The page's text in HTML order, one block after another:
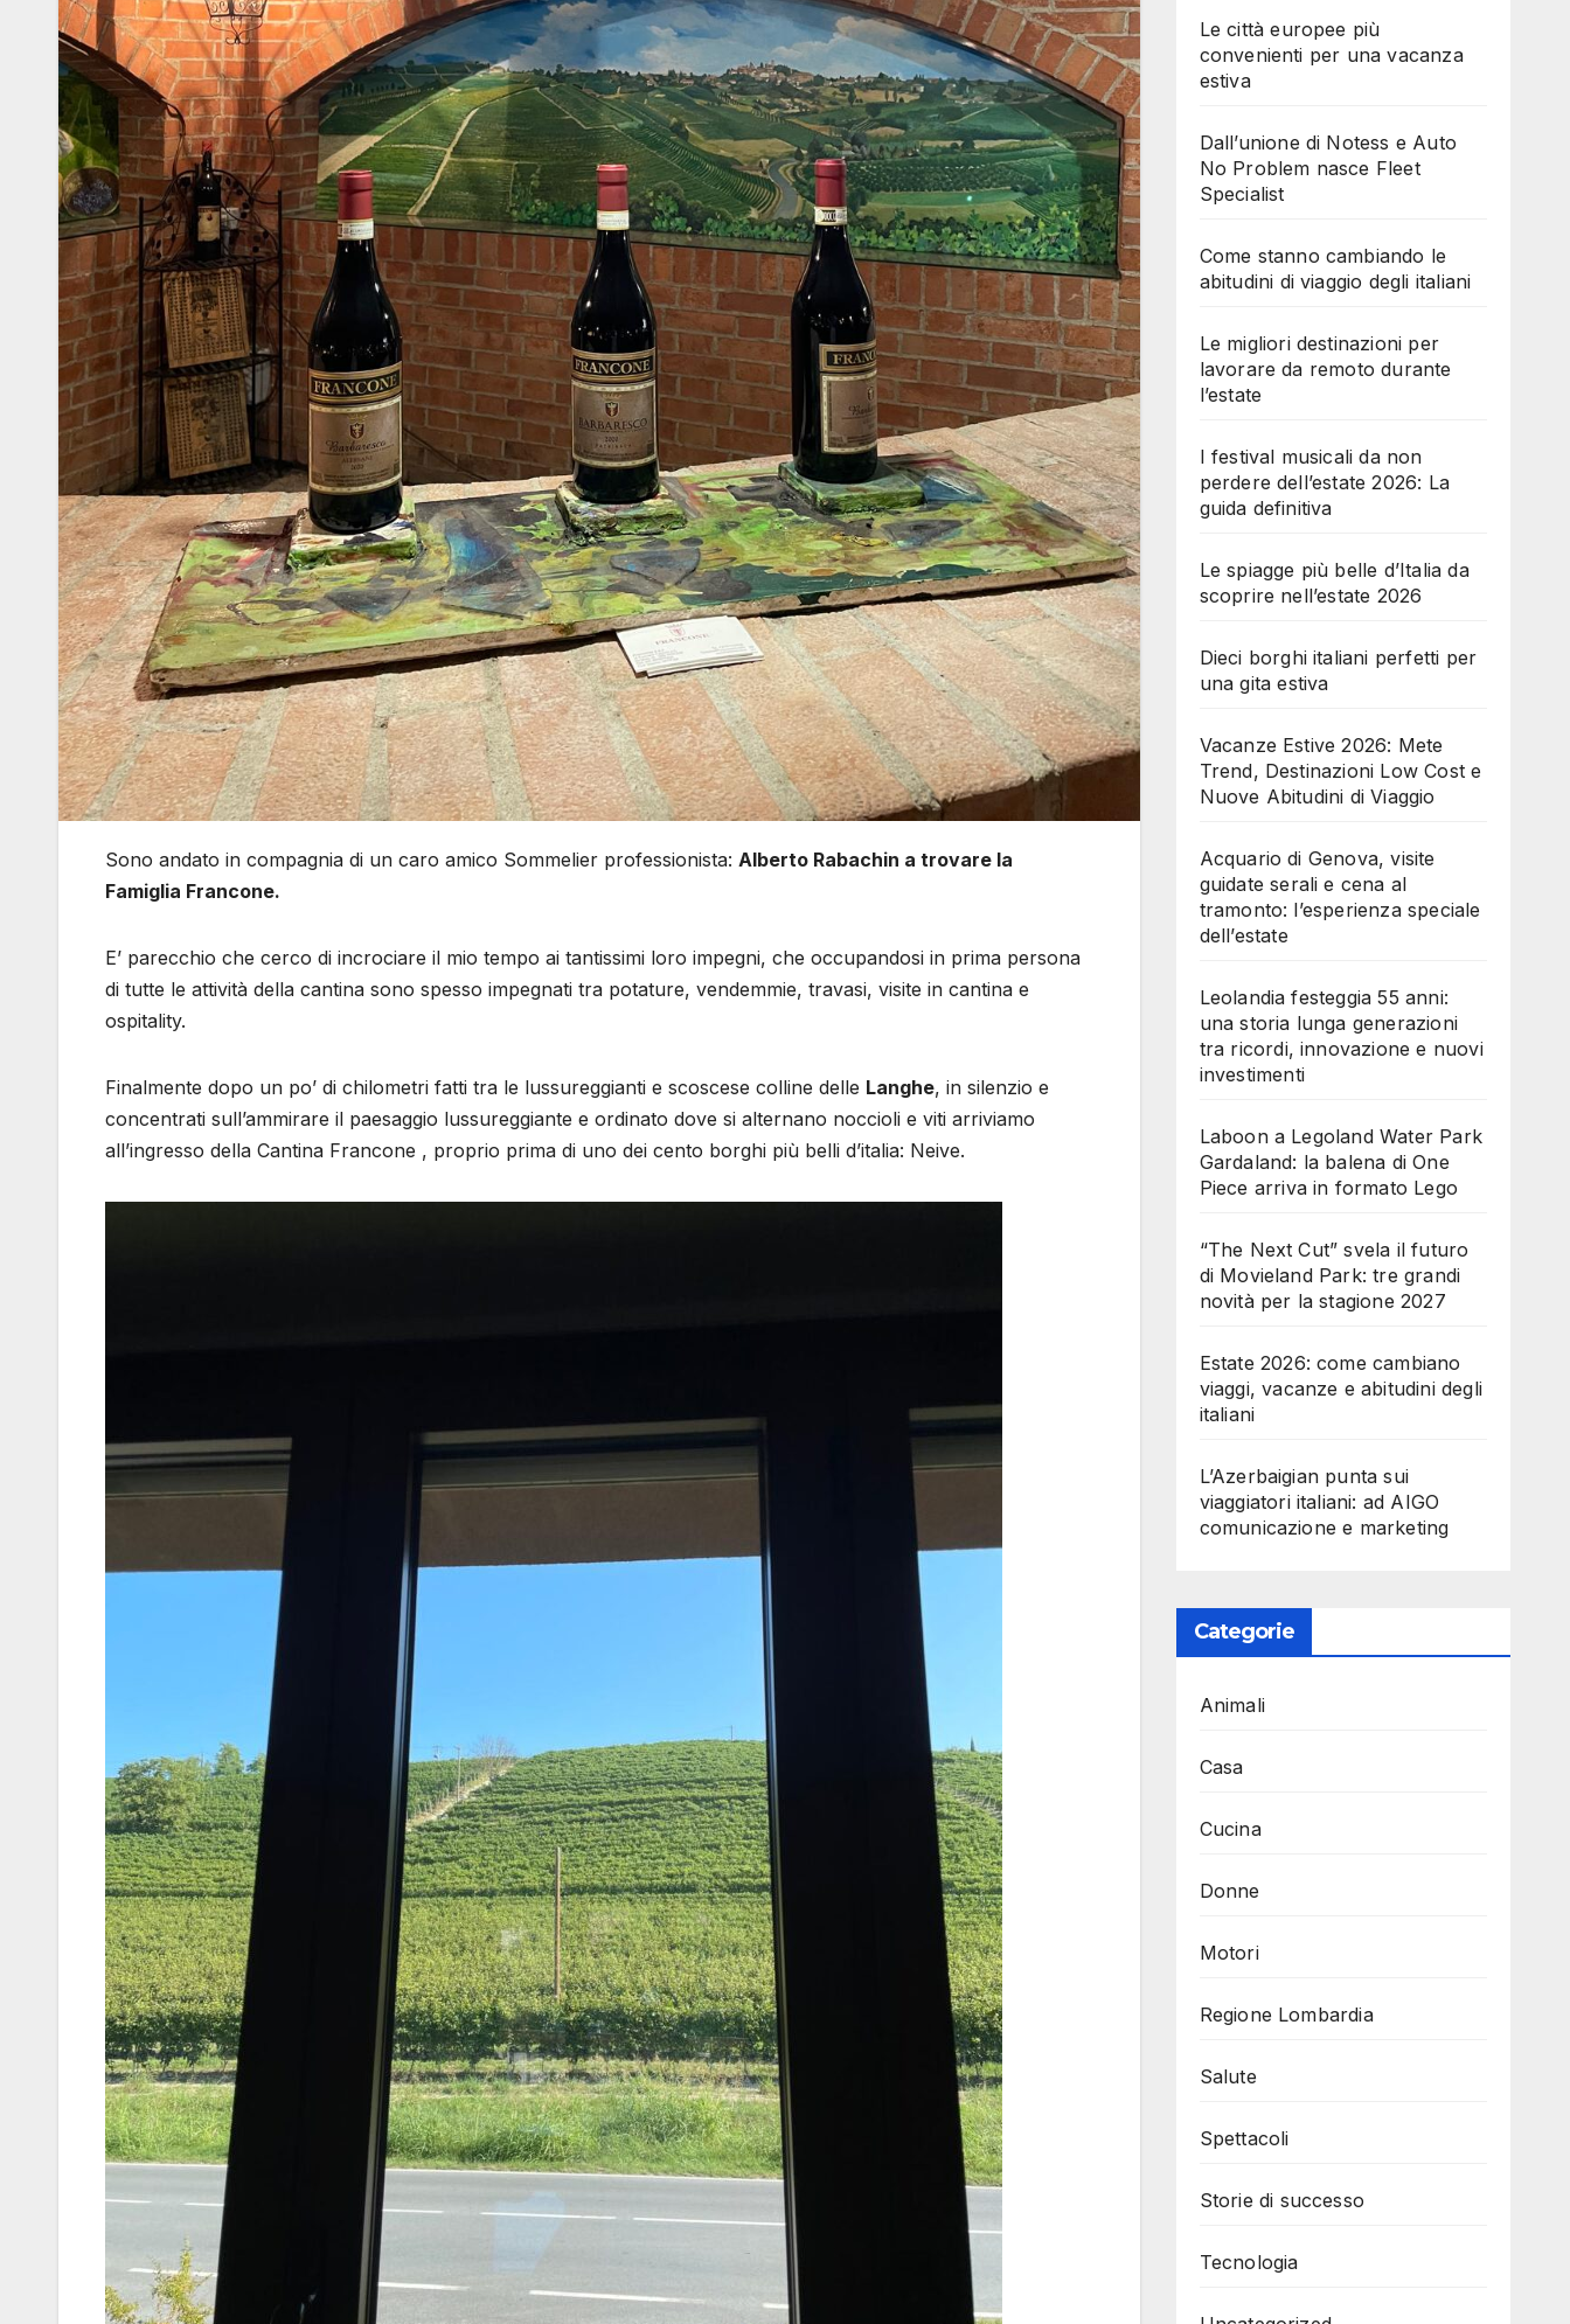
Sono andato in compagnia di un caro amico Sommelier professionista: Alberto Rabachin a trovare la
Famiglia Francone.
E’ parecchio che cerco di incrociare il mio tempo ai tantissimi loro impegni, che occupandosi in prima persona
di tutte le attività della cantina sono spesso impegnati tra potature, vendemmie, travasi, visite in cantina e
ospitality.
Finalmente dopo un po’ di chilometri fatti tra le lussureggianti e scoscese colline delle Langhe, in silenzio e
concentrati sull’ammirare il paesaggio lussureggiante e ordinato dove si alternano noccioli e viti arriviamo
all’ingresso della Cantina Francone , proprio prima di uno dei cento borghi più belli d’italia: Neive.
Le città europee più
convenienti per una vacanza
estiva
Dall’unione di Notess e Auto
No Problem nasce Fleet
Specialist
Come stanno cambiando le
abitudini di viaggio degli italiani
Le migliori destinazioni per
lavorare da remoto durante
l’estate
I festival musicali da non
perdere dell’estate 2026: La
guida definitiva
Le spiagge più belle d’Italia da
scoprire nell’estate 2026
Dieci borghi italiani perfetti per
una gita estiva
Vacanze Estive 2026: Mete
Trend, Destinazioni Low Cost e
Nuove Abitudini di Viaggio
Acquario di Genova, visite
guidate serali e cena al
tramonto: l’esperienza speciale
dell’estate
Leolandia festeggia 55 anni:
una storia lunga generazioni
tra ricordi, innovazione e nuovi
investimenti
Laboon a Legoland Water Park
Gardaland: la balena di One
Piece arriva in formato Lego
“The Next Cut” svela il futuro
di Movieland Park: tre grandi
novità per la stagione 2027
Estate 2026: come cambiano
viaggi, vacanze e abitudini degli
italiani
L’Azerbaigian punta sui
viaggiatori italiani: ad AIGO
comunicazione e marketing
Categorie
Animali
Casa
Cucina
Donne
Motori
Regione Lombardia
Salute
Spettacoli
Storie di successo
Tecnologia